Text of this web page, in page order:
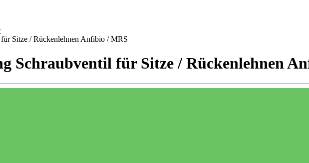
Sitze / Rückenlehnen Anfibio / MRS
Schraubventil für Sitze / Rückenlehnen